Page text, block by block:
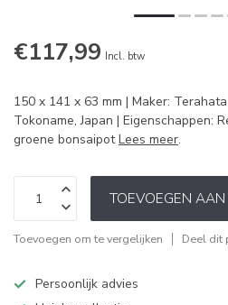
€117,99 Incl. btw
150 x 141 x 63 mm | Maker:
Tokoname, Japan | Eigenschappen:
groene bonsaipotLees meer.
TOEVOEGEN
Toevoegen om te vergelijken Deel dit
Persoonlijk advies